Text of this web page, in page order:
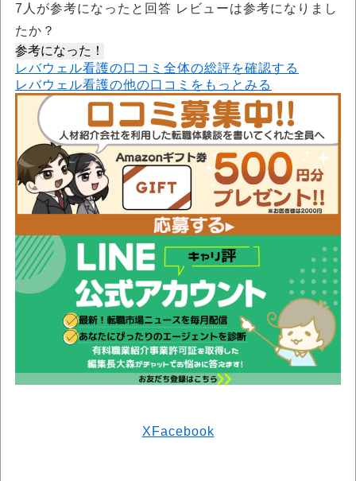
7 人が参考になったと回答 レビューは参考になりまし
たか？
参考になった！
レバウェル看護の口コミ全体の総評を確認する
レバウェル看護の他の口コミをもっとみる
X Facebook